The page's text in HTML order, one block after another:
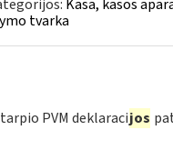
Kasa, kasos
tvarka
PVM deklaracijos